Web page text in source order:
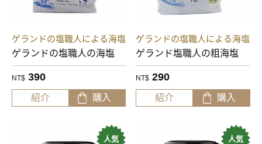
ゲランドの塩職人による海塩
ゲランドの塩職人の海塩
NT$ 390
紹介 購入
ゲランドの塩職人による海塩
ゲランド塩職人の粗海塩
NT$ 290
紹介 購入
人気 人気